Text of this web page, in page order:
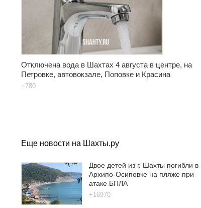
Отключена вода в Шахтах 4 августа в центре, на
Петровке, автовокзале, Поповке и Красина
+780
Еще новости на Шахты.ру
Двое детей из г. Шахты погибли в
Архипо-Осиповке на пляже при
атаке БПЛА
+16970